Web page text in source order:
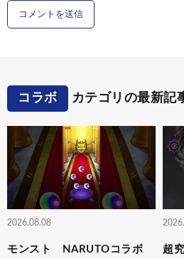
コラボ カテゴリの最新記
2026.08.08
モンスト NARUTOコラボ
超